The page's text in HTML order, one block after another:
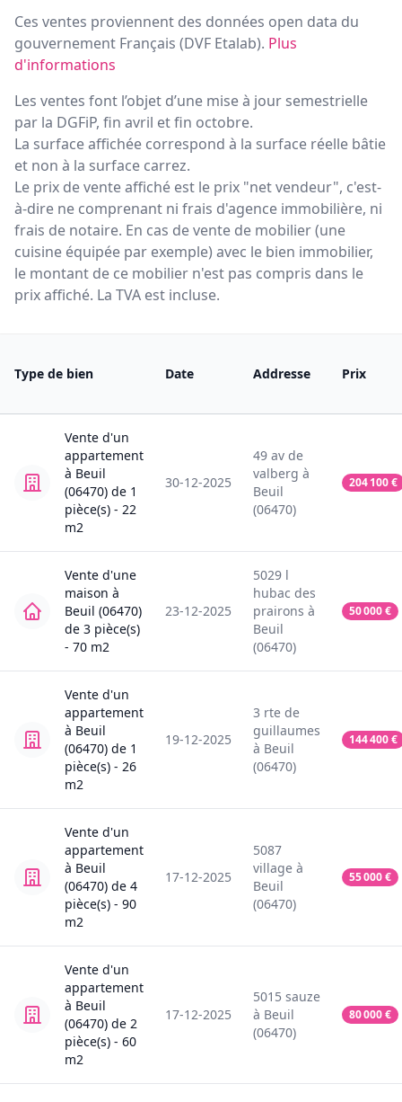
Ces ventes proviennent des données open data du
gouvernement Français (DVF Etalab). Plus
d'informations
Les ventes font l’objet d’une mise à jour semestrielle
par la DGFiP, fin avril et fin octobre.
La surface affichée correspond à la surface réelle bâtie
et non à la surface carrez.
Le prix de vente affiché est le prix "net vendeur", c'est-
à-dire ne comprenant ni frais d'agence immobilière, ni
frais de notaire. En cas de vente de mobilier (une
cuisine équipée par exemple) avec le bien immobilier,
le montant de ce mobilier n'est pas compris dans le
prix affiché. La TVA est incluse.
Type de bien Date Addresse Prix
Vente d'un
appartement
à Beuil
(06470) de 1
pièce(s) - 22
m2
30-12-2025
49 av de
valberg à
Beuil
(06470)
204 100€
Vente d'une
maison à
Beuil (06470)
de 3 pièce(s)
- 70 m2
23-12-2025
5029 l
hubac des
prairons à
Beuil
(06470)
50 000€
Vente d'un
appartement
à Beuil
(06470) de 1
pièce(s) - 26
m2
19-12-2025
3 rte de
guillaumes
à Beuil
(06470)
144 400€
Vente d'un
appartement
à Beuil
(06470) de 4
pièce(s) - 90
m2
17-12-2025
5087
village à
Beuil
(06470)
55 000€
Vente d'un
appartement
à Beuil
(06470) de 2
pièce(s) - 60
m2
17-12-2025
5015 sauze
à Beuil
(06470)
80 000€